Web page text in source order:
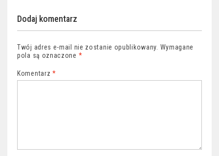
Dodaj komentarz
Twój adres e-mail nie zostanie opublikowany. Wymagane
pola są oznaczone *
Komentarz *